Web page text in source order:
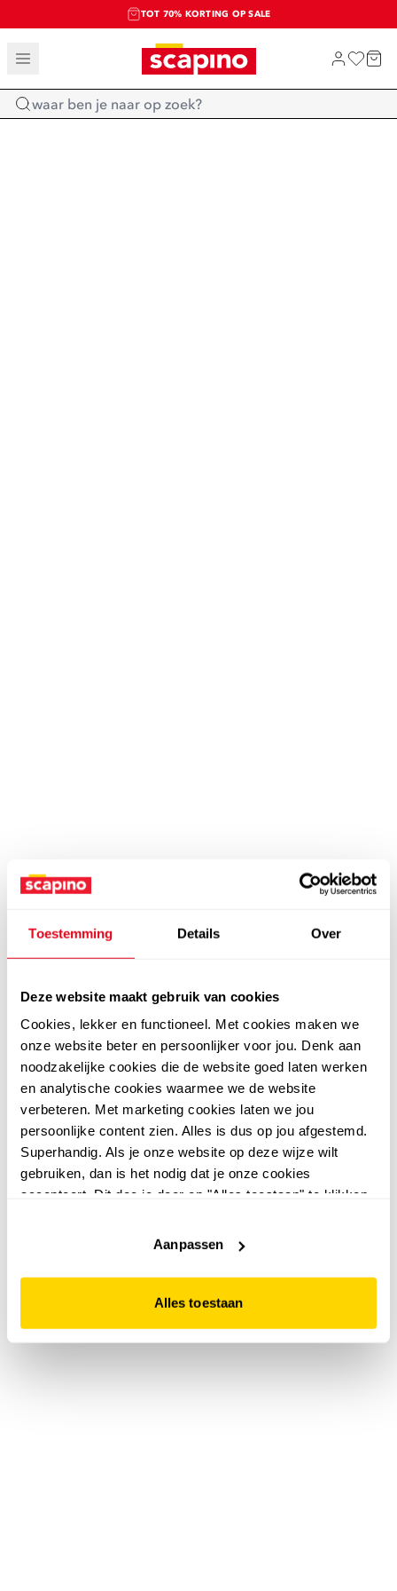
Toestemming Details Over
Deze website maakt gebruik van cookies
Cookies, lekker en functioneel. Met cookies maken we
onze website beter en persoonlijker voor jou. Denk aan
noodzakelijke cookies die de website goed laten werken
en analytische cookies waarmee we de website
verbeteren. Met marketing cookies laten we jou
persoonlijke content zien. Alles is dus op jou afgestemd.
Superhandig. Als je onze website op deze wijze wilt
gebruiken, dan is het nodig dat je onze cookies
accepteert. Dit doe je door op "Alles toestaan" te klikken.
website niet optimaal functioneert.
Aanpassen
Alles toestaan
TOT 70% KORTING OP SALE
SALE: LAATSTE KANS!
SHOP NIEUW
Home